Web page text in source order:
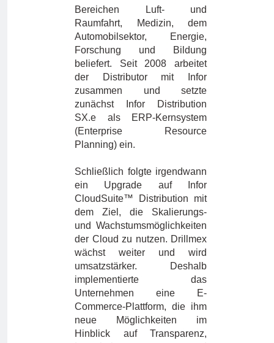
Bereichen Luft- und
Raumfahrt, Medizin, dem
Automobilsektor, Energie,
Forschung und Bildung
beliefert. Seit 2008 arbeitet
der Distributor mit Infor
zusammen und setzte
zunächst Infor Distribution
SX.e als ERP-Kernsystem
(Enterprise Resource
Planning) ein.
Schließlich folgte irgendwann
ein Upgrade auf Infor
CloudSuite™ Distribution mit
dem Ziel, die Skalierungs-
und Wachstumsmöglichkeiten
der Cloud zu nutzen. Drillmex
wächst weiter und wird
umsatzstärker. Deshalb
implementierte das
Unternehmen eine E-
Commerce-Plattform, die ihm
neue Möglichkeiten im
Hinblick auf Transparenz,